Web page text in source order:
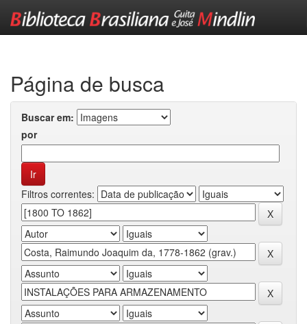
Página de busca
Buscar em:
por
Filtros correntes: